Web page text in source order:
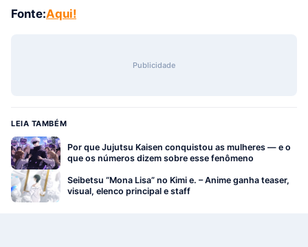
Fonte:Aqui!
Publicidade
LEIA TAMBÉM
Por que Jujutsu Kaisen conquistou as mulheres — e o
que os números dizem sobre esse fenômeno
Seibetsu “Mona Lisa” no Kimi e. – Anime ganha teaser,
visual, elenco principal e staff